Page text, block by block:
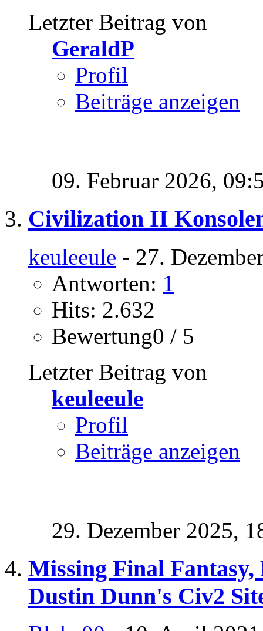
Letzter Beitrag von
GeraldP
Profil
Beiträge anzeigen
09. Februar 2026,
Civilization II
keuleeule - 27.
Antworten: 1
Hits: 2.632
Bewertung0 / 5
Letzter Beitrag von
keuleeule
Profil
Beiträge anzeigen
29. Dezember 2025,
Missing Final
Dustin Dunn's Civ2